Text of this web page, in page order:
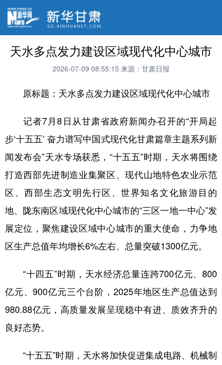
天水多点发力建设区域现代化中心城市
2026-07-09 08:55:15 来源：甘肃日报
原标题：天水多点发力建设区域现代化中心城市
记者7月8日从甘肃省政府新闻办召开的“开局起
步‘十五五’ 奋力谱写中国式现代化甘肃篇章主题系列新
闻发布会”天水专场获悉，“十五五”时期，天水将围绕
打造西部先进制造业集聚区、现代山地特色农业示范
区、西部生态文明先行区、世界知名文化旅游目的
地、陇东南区域现代化中心城市的“三区一地一中心”发
展定位，聚焦建设区域中心城市的重大使命，力争地
区生产总值年均增长6%左右、总量突破1300亿元。
“十四五”时期，天水经济总量连跨700亿元、800
亿元、900亿元三个台阶，2025年地区生产总值达到
980.88亿元，高质量发展呈现稳中有进、质效齐升的
良好态势。
“十五五”时期，天水将加快促进集成电路、机械制